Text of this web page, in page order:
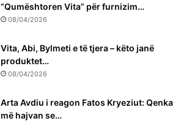
“Qumështoren Vita” për furnizim…
08/04/2026
Vita, Abi, Bylmeti e të tjera – këto janë
produktet…
08/04/2026
Arta Avdiu i reagon Fatos Kryeziut: Qenka
më hajvan se…